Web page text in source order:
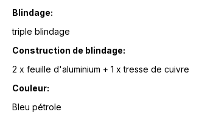
Blindage:
triple blindage
Construction de blindage:
2 x feuille d'aluminium + 1 x tresse de cuivre
Couleur:
Bleu pétrole